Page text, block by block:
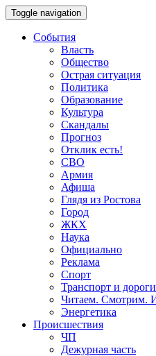
Toggle navigation
События
Власть
Общество
Острая ситуация
Политика
Образование
Культура
Скандалы
Прогноз
Отклик есть!
СВО
Армия
Афиша
Глядя из Ростова
Город
ЖКХ
Наука
Официально
Реклама
Спорт
Транспорт и дороги
Читаем. Смотрим.
Энергетика
Происшествия
ЧП
Дежурная часть